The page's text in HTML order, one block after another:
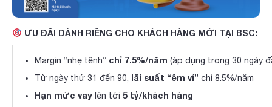
ƯU ĐÃI DÀNH RIÊNG CHO KHÁCH HÀNG MỚI TẠI BSC:
Margin “nhẹ tênh” chỉ 7.5%/năm (áp dụng trong 30 ngày
Từ ngày thứ 31 đến 90, lãi suất “êm ví” chỉ 8.5%/năm
Hạn mức vay lên tới 5 tỷ/khách hàng